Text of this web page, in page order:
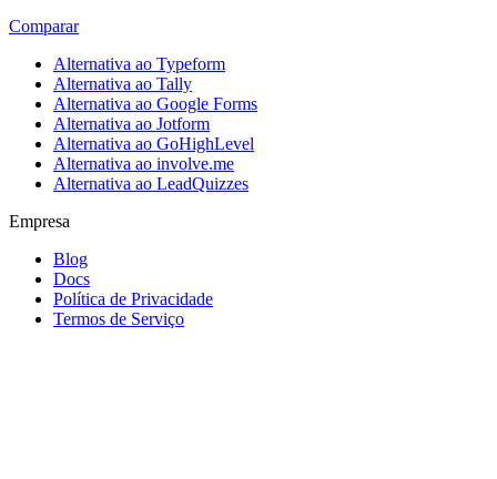
Comparar
Alternativa ao Typeform
Alternativa ao Tally
Alternativa ao Google Forms
Alternativa ao Jotform
Alternativa ao GoHighLevel
Alternativa ao involve.me
Alternativa ao LeadQuizzes
Empresa
Blog
Docs
Política de Privacidade
Termos de Serviço